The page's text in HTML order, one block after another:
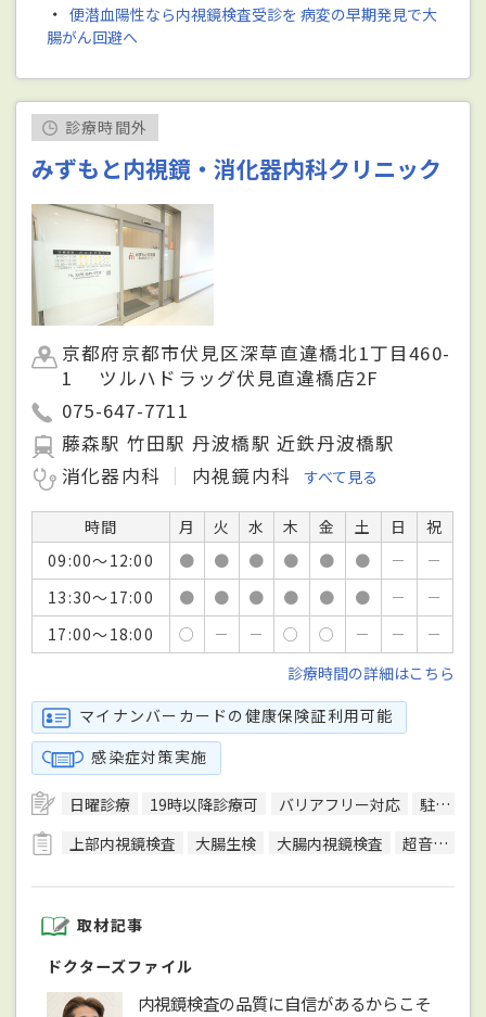
・ 便潜血陽性なら内視鏡検査受診を 病変の早期発見で大
腸がん回避へ
診療時間外
みずもと内視鏡・消化器内科クリニック
京都府京都市伏見区深草直違橋北1丁目460-
1 ツルハドラッグ伏見直違橋店2F
075-647-7711
藤森駅 竹田駅 丹波橋駅 近鉄丹波橋駅
消化器内科
内視鏡内科 すべて見る
時間 月 火 水 木 金 土 日
祝
09:00～12:00
● ● ● ● ● ● －
－
13:30～17:00
● ● ● ● ● ● －
－
17:00～18:00
○ － － ○ ○ － －
－
診療時間の詳細はこちら
マイナンバーカードの健康保険証利用可能
感染症対策実施
日曜診療 19時以降診療可 バリアフリー対応
駐車場あり
上部内視鏡検査
大腸生検 大腸内視鏡検査 超音波検査
取材記事
ドクターズファイル
内視鏡検査の品質に自信があるからこそ